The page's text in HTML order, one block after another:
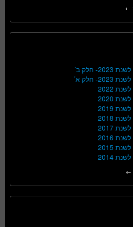
←
חלק ב’
חלק א’
2022
2020
2019
2018
2017
2016
2015
2014
←